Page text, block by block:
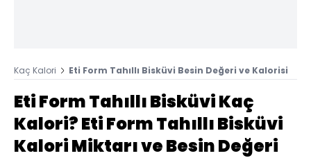
Kaç Kalori Eti Form Tahıllı Bisküvi Besin Değeri ve Kalorisi
Eti Form Tahıllı Bisküvi Kaç
Kalori? Eti Form Tahıllı Bisküvi
Kalori Miktarı ve Besin Değeri